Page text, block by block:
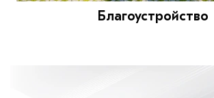
Благоустройство